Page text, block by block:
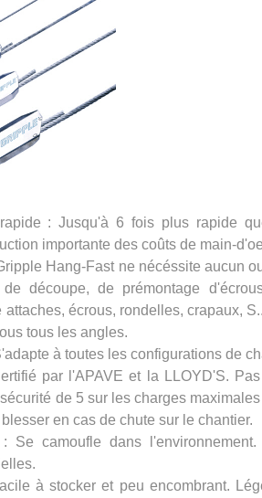
: Jusqu'à 6 fois plus rapide
importante des coûts de main-
Hang-Fast ne nécéssite aucun
découpe, de prémontage
attaches, écrous, rondelles, crapaux,
tous les angles.
à toutes les configurations de
par l'APAVE et la LLOYD'S.
de 5 sur les charges
en cas de chute sur le chantier.
Se camoufle dans
à stocker et peu encombrant.